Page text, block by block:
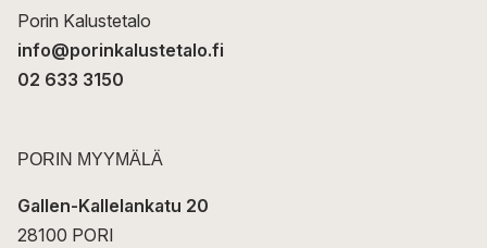
Porin Kalustetalo
info@porinkalustetalo.fi
02 633 3150
PORIN MYYMÄLÄ
Gallen-Kallelankatu 20
28100 PORI